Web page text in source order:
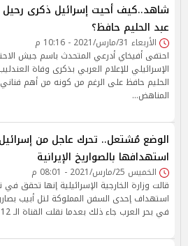
شاهد..كيف أحيت إسرائيل ذكرى رحيل
عبد الحليم حافظ؟
الأربعاء 31/مارس/2021 - 10:16 م
احتفى أفيخاي أدرعي المتحدث باسم جيش
الإسرائيلي للإعلام العربي بذكرى وفاة
الحليم حافظ على الرغم من كونه من أهم
المناهض…
الوضع مُشتعل.. تحرك عاجل من
استهدافها بالصواريخ الإيرانية
الخميس 25/مارس/2021 - 08:01 م
قالت وزارة الخارجية الإسرائيلية إنها تحقق في
استهداف إحدى السفن المملوكة لتل أبيب
في بحر العرب جاء ذلك بعدما نقلت القناة الـ 12 العبري…